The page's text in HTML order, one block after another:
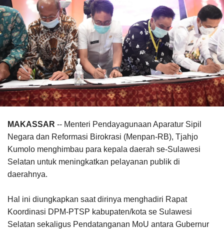
MAKASSAR -- Menteri Pendayagunaan Aparatur Sipil
Negara dan Reformasi Birokrasi (Menpan-RB), Tjahjo
Kumolo menghimbau para kepala daerah se-Sulawesi
Selatan untuk meningkatkan pelayanan publik di
daerahnya.
Hal ini diungkapkan saat dirinya menghadiri Rapat
Koordinasi DPM-PTSP kabupaten/kota se Sulawesi
Selatan sekaligus Pendatanganan MoU antara Gubernur